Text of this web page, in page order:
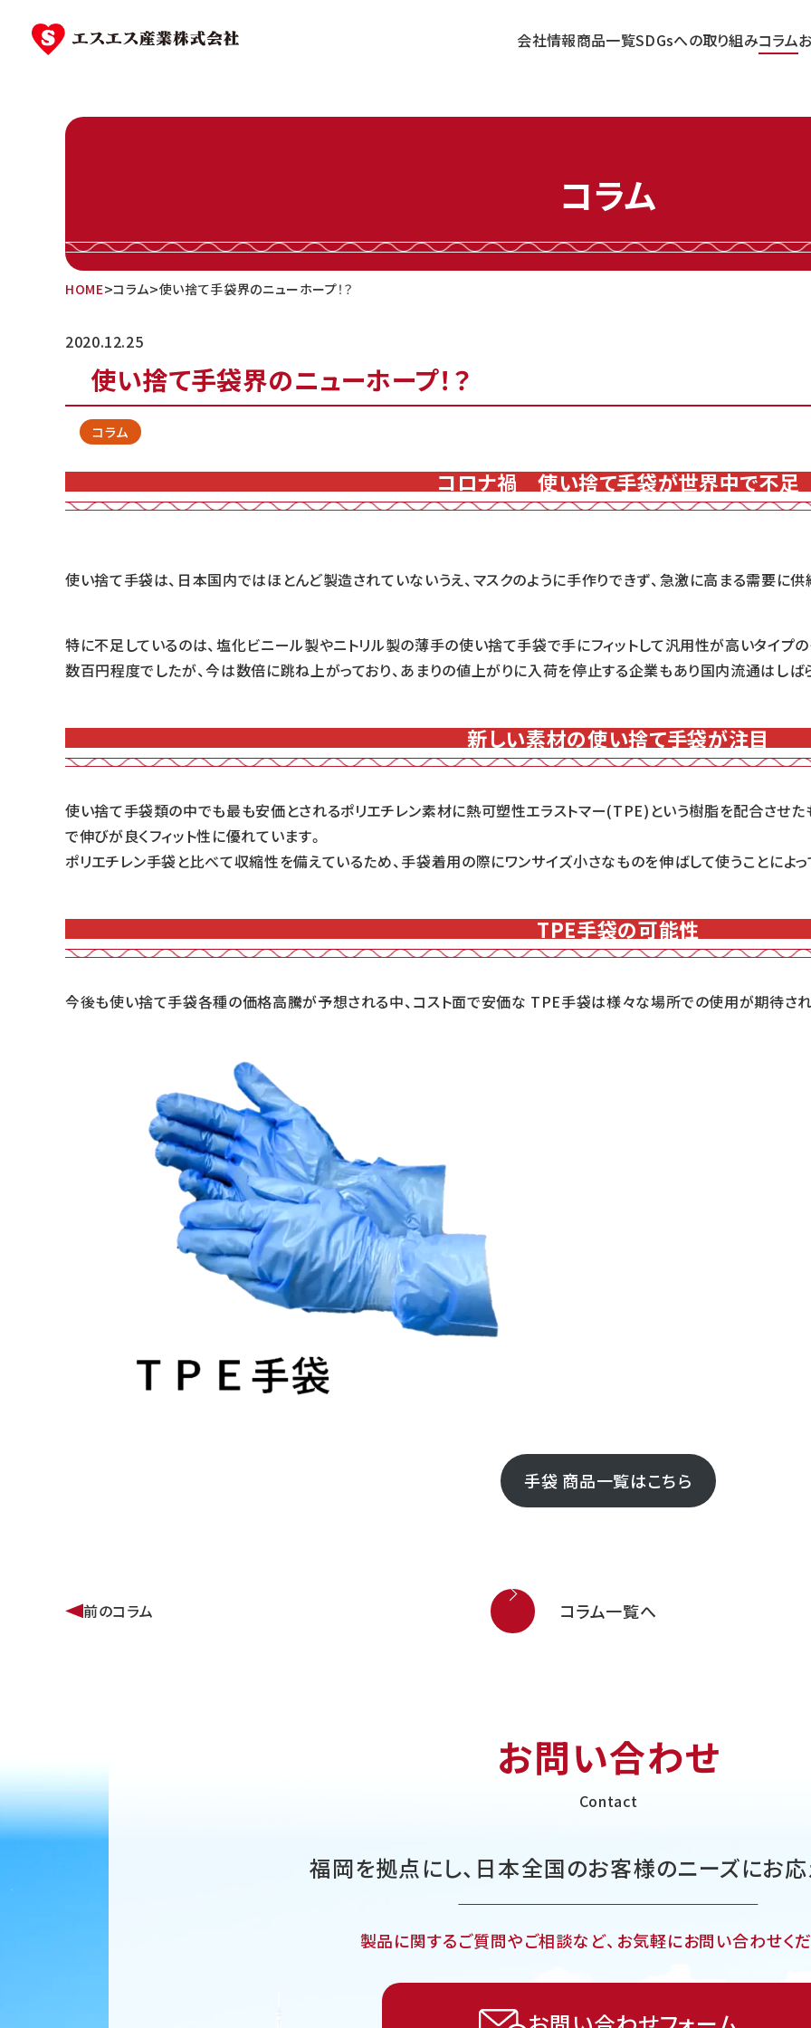
content
会社情報商品一覧SDGsへの取り組みコラム
コラム
HOME>コラム>使い捨て手袋界のニューホープ！？
2020.12.25
使い捨て手袋界のニューホープ！？
コラム
コロナ禍 使い捨て手袋が世界中で不足
使い捨て手袋は、日本国内ではほとんど製造されていないうえ、マスクのように手作りできず、急激に高まる需要に
特に不足しているのは、塩化ビニール製やニトリル製の薄手の使い捨て手袋で手にフィットして汎用性が高いタイプ
数百円程度でしたが、今は数倍に跳ね上がっており、あまりの値上がりに入荷を停止する企業もあり国内流通はしば
新しい素材の使い捨て手袋が注目
使い捨て手袋類の中でも最も安価とされるポリエチレン素材に熱可塑性エラストマー(TPE)という樹脂を配合させ
で伸びが良くフィット性に優れています。
ポリエチレン手袋と比べて収縮性を備えているため、手袋着用の際にワンサイズ小さなものを伸ばして使うことによ
TPE手袋の可能性
今後も使い捨て手袋各種の価格高騰が予想される中、コスト面で安価な TPE手袋は様々な場所での使用が期待され
手袋 商品一覧はこちら
前のコラム コラム一覧へ
お問い合わせ
Contact
福岡を拠点にし、日本全国のお客様のニーズにお応
製品に関するご質問やご相談など、 お気軽にお問い合わせくだ